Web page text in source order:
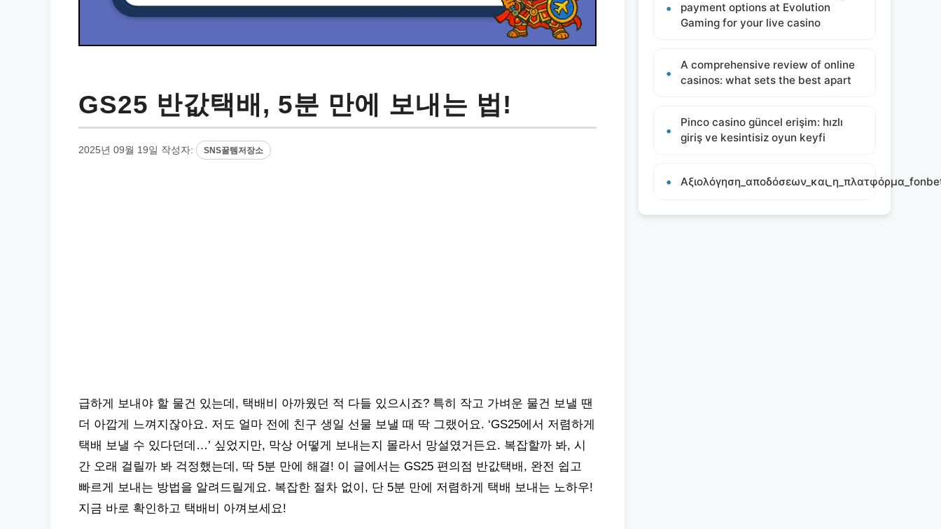
GS25 반값택배, 5분 만에 보내는 법!
2025년 09월 19일 작성자: SNS꿀템저장소
급하게 보내야 할 물건 있는데, 택배비 아까웠던 적 다들 있으시죠? 특히 작고 가벼운 물건 보낼 땐
더 아깝게 느껴지잖아요. 저도 얼마 전에 친구 생일 선물 보낼 때 딱 그랬어요. ‘GS25에서 저렴하게
택배 보낼 수 있다던데…’ 싶었지만, 막상 어떻게 보내는지 몰라서 망설였거든요. 복잡할까 봐, 시
간 오래 걸릴까 봐 걱정했는데, 딱 5분 만에 해결! 이 글에서는 GS25 편의점 반값택배, 완전 쉽고
빠르게 보내는 방법을 알려드릴게요. 복잡한 절차 없이, 단 5분 만에 저렴하게 택배 보내는 노하우!
지금 바로 확인하고 택배비 아껴보세요!
payment options at Evolution
Gaming for your live casino
A comprehensive review of online
casinos: what sets the best apart
Pinco casino güncel erişim: hızlı
giriş ve kesintisiz oyun keyfi